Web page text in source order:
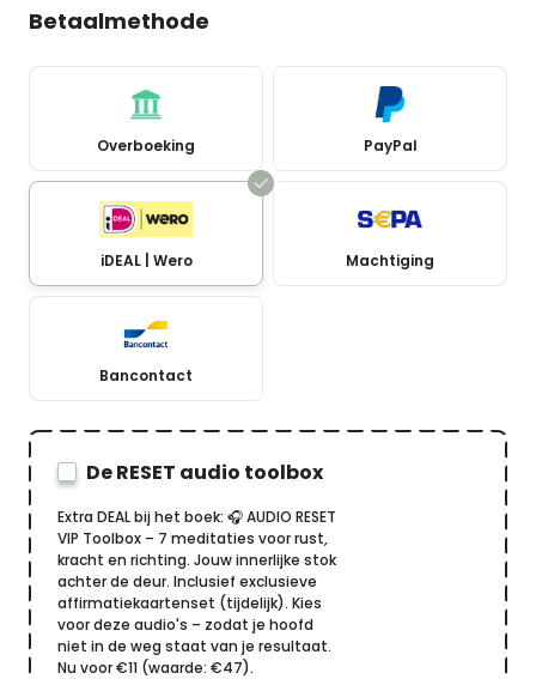
Betaalmethode
Overboeking PayPal
iDEAL | Wero Machtiging
Bancontact
De RESET audio toolbox
Extra DEAL bij het boek: 🎧 AUDIO RESET
VIP Toolbox – 7 meditaties voor rust,
kracht en richting. Jouw innerlijke stok
achter de deur. Inclusief exclusieve
affirmatiekaartenset (tijdelijk). Kies
voor deze audio's – zodat je hoofd
niet in de weg staat van je resultaat.
Nu voor €11 (waarde: €47).